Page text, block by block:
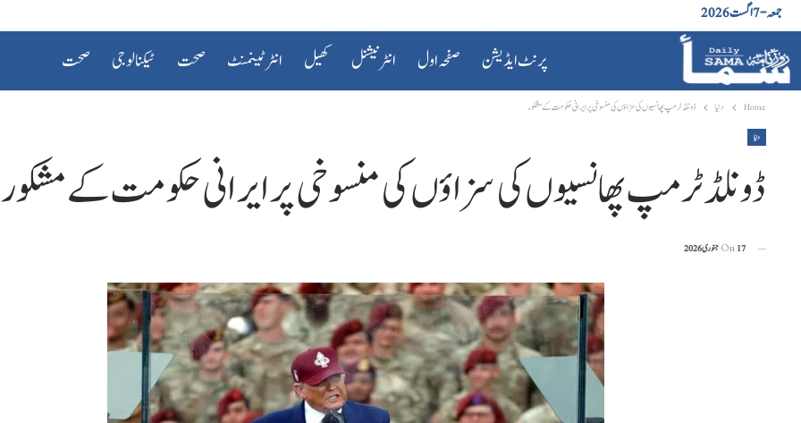
جمعہ - 7 اگست 2026
پرنٹ ایڈیشن صفحہ اول انٹرنیشنل کھیل انٹرٹینمنٹ صحت ٹیکنالوجی صحت
Home دنیا ڈونلڈ ٹرمپ پھانسیوں کی سزاؤں کی منسوخی پر ایرانی حکومت کے مشکور
دنیا
ڈونلڈ ٹرمپ پھانسیوں کی سزاؤں کی منسوخی پر ایرانی حکومت کے مشکور
On17 جنوری 2026